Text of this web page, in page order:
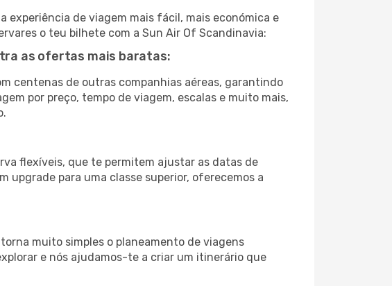
experiência de viagem mais fácil, mais económica e
o teu bilhete com a Sun Air Of Scandinavia:
as ofertas mais baratas:
centenas de outras companhias aéreas, garantindo
por preço, tempo de viagem, escalas e muito mais,
flexíveis, que te permitem ajustar as datas de
upgrade para uma classe superior, oferecemos a
muito simples o planeamento de viagens
e nós ajudamos-te a criar um itinerário que